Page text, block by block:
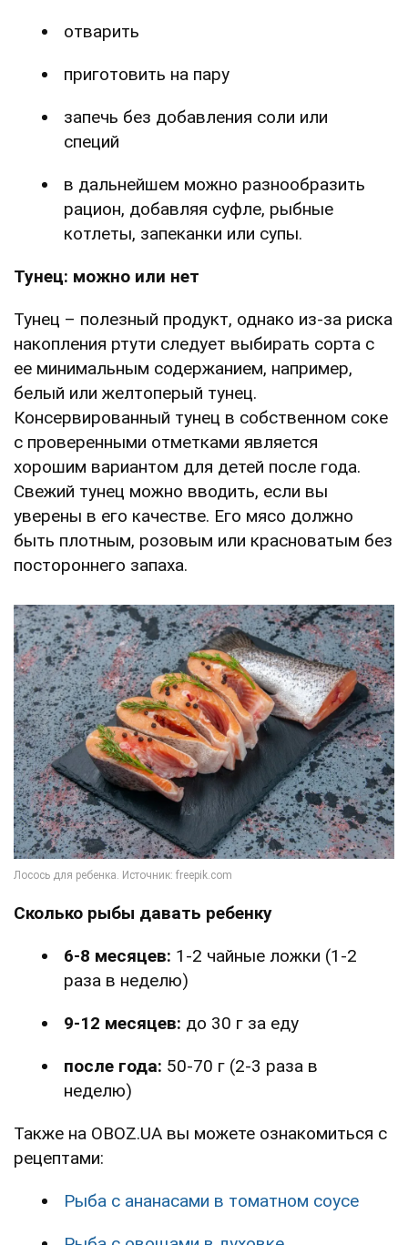
отварить
приготовить на пару
запечь без добавления соли или
специй
в дальнейшем можно разнообразить
рацион, добавляя суфле, рыбные
котлеты, запеканки или супы.
Тунец: можно или нет
Тунец – полезный продукт, однако из-за риска
накопления ртути следует выбирать сорта с
ее минимальным содержанием, например,
белый или желтоперый тунец.
Консервированный тунец в собственном соке
с проверенными отметками является
хорошим вариантом для детей после года.
Свежий тунец можно вводить, если вы
уверены в его качестве. Его мясо должно
быть плотным, розовым или красноватым без
постороннего запаха.
Сколько рыбы давать ребенку
6-8 месяцев: 1-2 чайные ложки (1-2
раза в неделю)
9-12 месяцев: до 30 г за еду
после года: 50-70 г (2-3 раза в
неделю)
Также на OBOZ.UA вы можете ознакомиться с
рецептами:
Рыба с ананасами в томатном соусе